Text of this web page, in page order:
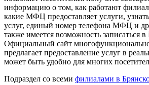
информацию о том, как работают
какие МФЦ предоставляет услуги,
услуг, единый номер телефона МФЦ и
также имеется возможность записаться
Официальный сайт
предлагает предоставление услуг в
может быть удобно для многих
Подраздел со всеми филиалами в